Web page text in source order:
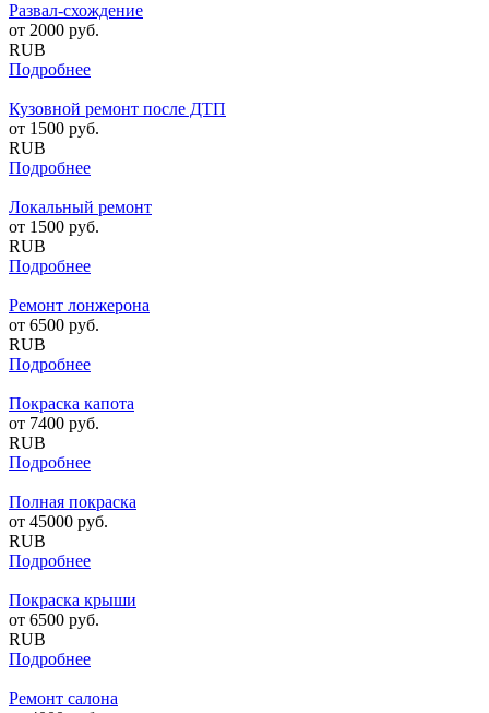
Развал-схождение
от 2000 руб.
RUB
Подробнее
Кузовной ремонт после ДТП
от 1500 руб.
RUB
Подробнее
Локальный ремонт
от 1500 руб.
RUB
Подробнее
Ремонт лонжерона
от 6500 руб.
RUB
Подробнее
Покраска капота
от 7400 руб.
RUB
Подробнее
Полная покраска
от 45000 руб.
RUB
Подробнее
Покраска крыши
от 6500 руб.
RUB
Подробнее
Ремонт салона